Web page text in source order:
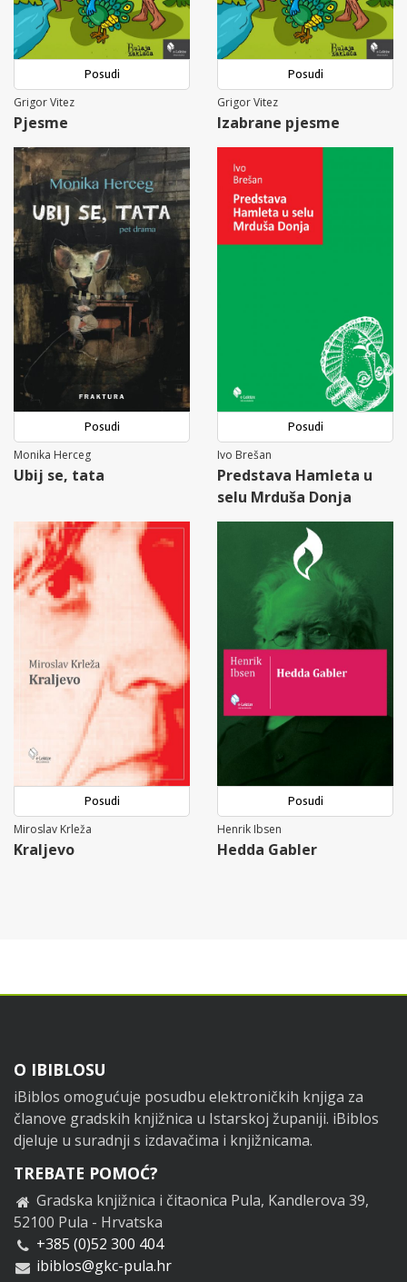
Posudi
Grigor Vitez
Pjesme
Posudi
Grigor Vitez
Izabrane pjesme
Posudi
Monika Herceg
Ubij se, tata
Posudi
Ivo Brešan
Predstava Hamleta u
selu Mrduša Donja
Posudi
Miroslav Krleža
Kraljevo
Posudi
Henrik Ibsen
Hedda Gabler
Footer
O IBIBLOSU
iBiblos omogućuje posudbu elektroničkih knjiga za
članove gradskih knjižnica u Istarskoj županiji. iBiblos
djeluje u suradnji s izdavačima i knjižnicama.
TREBATE POMOĆ?
Gradska knjižnica i čitaonica Pula, Kandlerova 39,
52100 Pula - Hrvatska
+385 (0)52 300 404
ibiblos@gkc-pula.hr